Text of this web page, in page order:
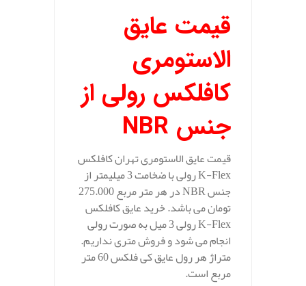
قیمت عایق
الاستومری
کافلکس رولی از
جنس NBR
قیمت عایق الاستومری تهران کافلکس
K-Flex رولی با ضخامت 3 میلیمتر از
جنس NBR در هر متر مربع 275.000
تومان می باشد. خرید عایق کافلکس
K-Flex رولی 3 میل به صورت رولی
انجام می شود و فروش متری نداریم.
متراژ هر رول عایق کی فلکس 60 متر
مربع است.